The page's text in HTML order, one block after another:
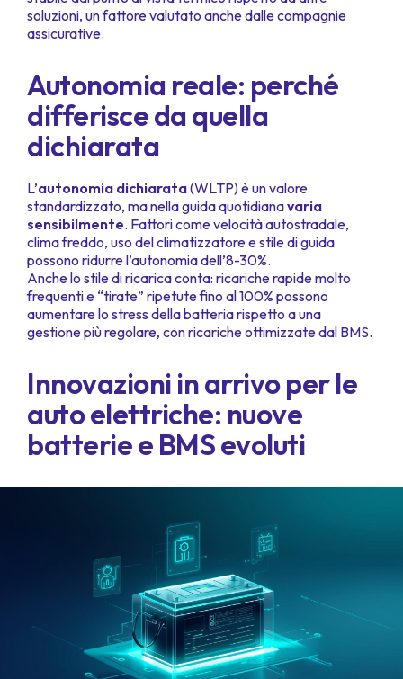
soluzioni, un fattore valutato anche dalle compagnie
assicurative.
Autonomia reale: perché
differisce da quella
dichiarata
L’autonomia dichiarata(WLTP) è un valore
standardizzato, ma nella guida quotidianavaria
sensibilmente. Fattori come velocità autostradale,
clima freddo, uso del climatizzatore e stile di guida
possono ridurre l’autonomia dell’8-30%.
Anche lo stile di ricarica conta: ricariche rapide molto
frequenti e “tirate” ripetute fino al 100% possono
aumentare lo stress della batteria rispetto a una
gestione più regolare, con ricariche ottimizzate dal BMS.
Innovazioni in arrivo per le
auto elettriche: nuove
batterie e BMS evoluti